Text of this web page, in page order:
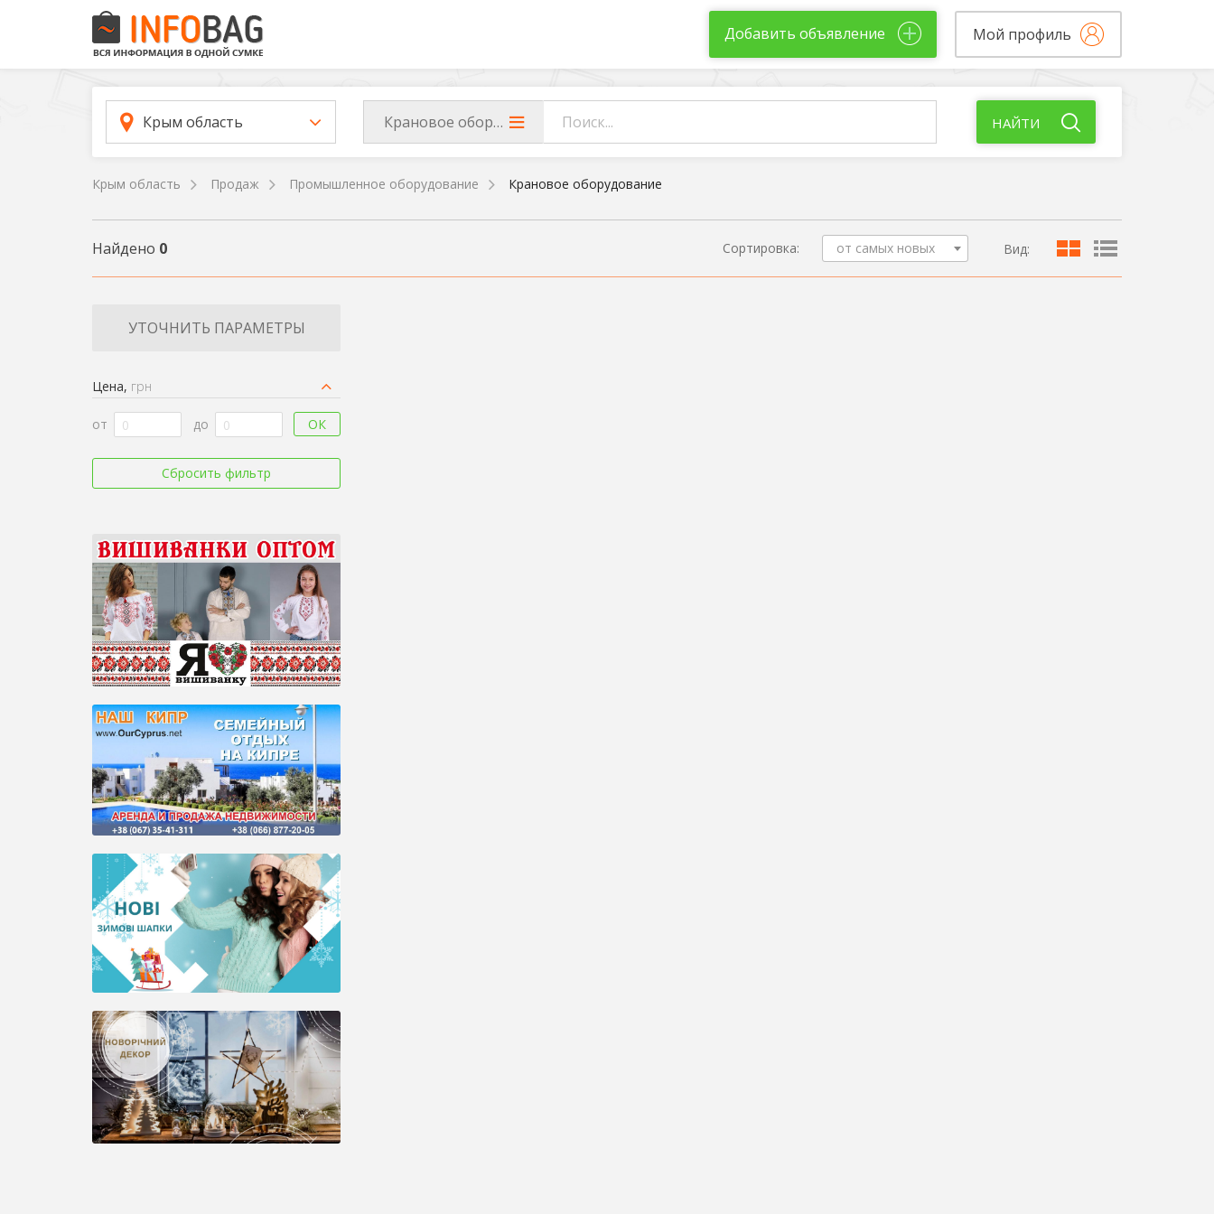
Добавить объявление Мой профиль
Крым область Крановое оборудование НАЙТИ
Крым область Продаж Промышленное оборудование Крановое оборудование
Найдено 0 Сортировка: от самых новых Вид:
УТОЧНИТЬ ПАРАМЕТРЫ
Цена, грн
от до ОК
Сбросить фильтр